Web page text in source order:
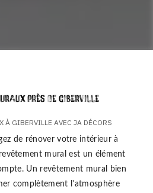
près de Giberville
À GIBERVILLE AVEC JA DÉCORS
de rénover votre intérieur à
mural est un élément
Un revêtement mural bien
complètement l'atmosphère